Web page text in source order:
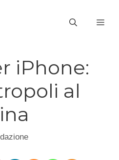
iPhone:
al